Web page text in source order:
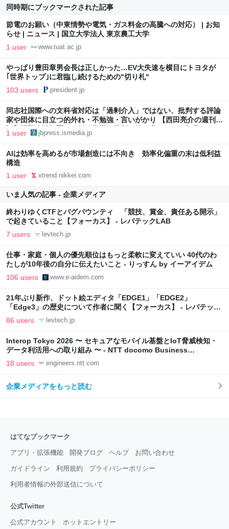
同時期にブックマークされた記事
節電のお願い（中東情勢や電気・ガス料金の高騰への対応） | お知
らせ | ニュース | 国立大学法人 東京農工大学
1 user www.tuat.ac.jp
やっぱり豊田章男会長は正しかった…EV大失速を横目にトヨタが
｢世界トップ｣に君臨し続けるための"切り札"
103 users president.jp
同志社国際への文科省対応は「過剰介入」ではない、批判する評論
家や団体に目立つ的外れ・不勉強・言いがかり 【西田亮介の週刊時
評】辺野古沖転覆への行政指導、批判の前に求められる知見のアッ
プデート | JBpress (ジェイビープレス)
1 user jbpress.ismedia.jp
AIは効率を高めるが市場創造には不向き 効率化偏重の末は低利益
構造
1 user xtrend.nikkei.com
いま人気の記事 - 企業メディア
終わりゆくCTFとバグバウンティ 「競技、賞金、責任ある開示」
で起きていること【フォーカス】 - レバテックLAB
7 users levtech.jp
仕事・家庭・個人の優先順位はもっと柔軟に変えていい 40代のわ
たしが10年後の自分に伝えたいこと - りっすん by イーアイデム
106 users www.e-aidem.com
21年ぶり新作、ドット絵エディタ「EDGE1」「EDGE2」
「Edge3」の歴史について作者に聞く【フォーカス】 - レバテック
LAB
86 users levtech.jp
Interop Tokyo 2026 〜 セキュアなモバイル基盤とIoT脅威検知・
データ利活用への取り組み 〜 - NTT docomo Business
Engineers' Blog
18 users engineers.ntt.com
企業メディアをもっと読む
はてなブックマーク
アプリ・拡張機能 開発ブログ ヘルプ お問い合わせ
ガイドライン 利用規約 プライバシーポリシー
利用者情報の外部送信について
公式Twitter
公式アカウント ホットエントリー